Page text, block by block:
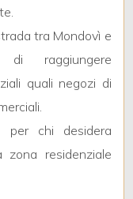
tra Mondovì e
di raggiungere
quali negozi di
per chi desidera
zona residenziale